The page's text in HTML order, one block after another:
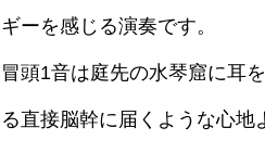
ギーを感じる演奏です。
冒頭1音は庭先の水琴窟に耳
る直接脳幹に届くような心地